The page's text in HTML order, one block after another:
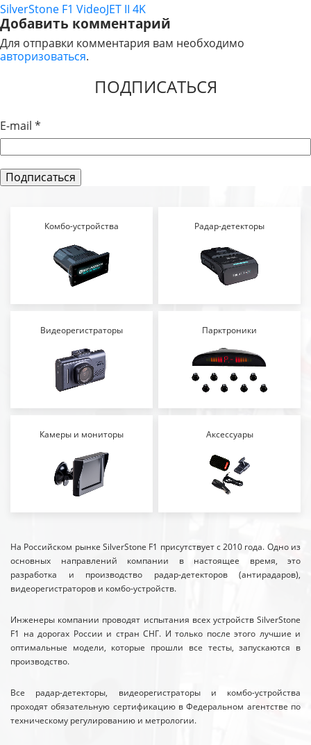
НАВИГАЦИЯ
ПО
ЗАПИСЯМ
SilverStone F1 VideoJET II 4K
Добавить комментарий
Для отправки комментария вам необходимо
авторизоваться.
ПОДПИСАТЬСЯ
E-mail *
Комбо-устройства Радар-детекторы
Видеорегистраторы Парктроники
Камеры и мониторы Аксессуары
На Российском рынке SilverStone F1 присутствует с 2010 года. Одно из
основных направлений компании в настоящее время, это
разработка и производство радар-детекторов (антирадаров),
видеорегистраторов и комбо-устройств.
Инженеры компании проводят испытания всех устройств SilverStone
F1 на дорогах России и стран СНГ. И только после этого лучшие и
оптимальные модели, которые прошли все тесты, запускаются в
производство.
Все радар-детекторы, видеорегистраторы и комбо-устройства
проходят обязательную сертификацию в Федеральном агентстве по
техническому регулированию и метрологии.